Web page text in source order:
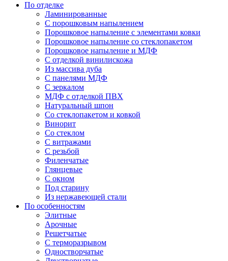
По отделке
Ламинированные
С порошковым напылением
Порошковое напыление с элементами ковки
Порошковое напыление со стеклопакетом
Порошковое напыление и МДФ
С отделкой винилискожа
Из массива дуба
С панелями МДФ
С зеркалом
МДФ с отделкой ПВХ
Натуральный шпон
Со стеклопакетом и ковкой
Винорит
Со стеклом
С витражами
С резьбой
Филенчатые
Глянцевые
С окном
Под старину
Из нержавеющей стали
По особенностям
Элитные
Арочные
Решетчатые
С терморазрывом
Одностворчатые